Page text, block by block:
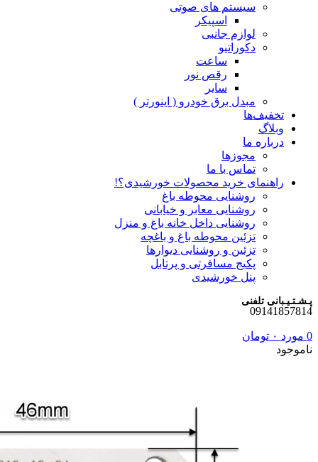
سیستم های صوتی
اسپیکر
لوازم جانبی
دکوراتیو
ساعت
رقص نور
سایر
مبدل برق خودرو ( اینورتر )
تخفیف‌ها
وبلاگ
درباره ما
مجوزها
تماس با ما
راهنمای خرید محصولات خورشیدی؟!
روشنایی محوطه باغ
روشنایی معابر و خیابانی
روشنایی داخل خانه باغ و منزل
تزئین محوطه باغ و باغچه
تزئین و روشنایی دیوارها
پکیج مسافرتی و پرتابل
پنل خورشیدی
پـشـتـیـبانی تلفنی
09141857814
0 مورد ۰ تومان
ناموجود